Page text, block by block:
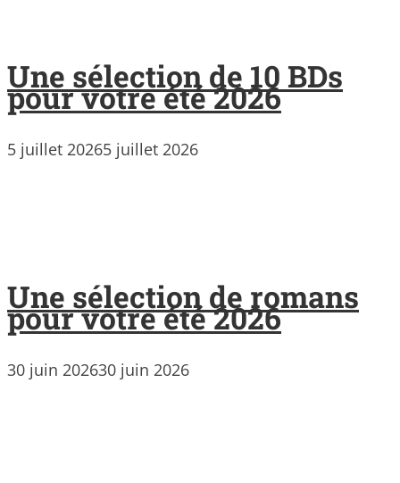
Une sélection de 10 BDs
pour votre été 2026
5 juillet 20265 juillet 2026
Une sélection de romans
pour votre été 2026
30 juin 202630 juin 2026